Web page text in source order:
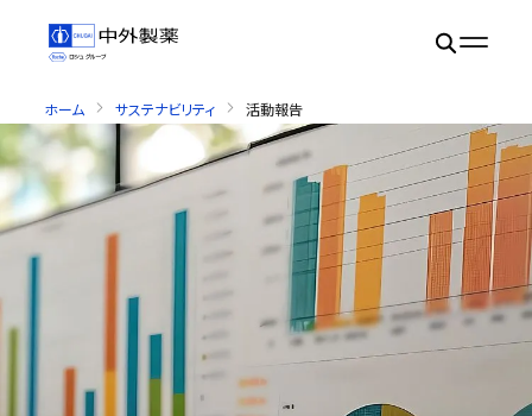
ホーム サステナビリティ 活動報告